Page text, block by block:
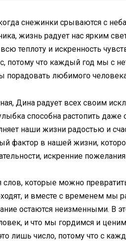
снежинки срываются с
жизнь радует нас ярким
теплоту и искренность
потому что каждый год мы с
порадовать любимого
Дина радует всех своим
способна растопить даже
наши жизни радостью и
фактор в нашей жизни,
искренние
которые можно
и вместе с временем мы
остаются неизменными. В
и что мы гордимся и ценим
лишь число, потому что с